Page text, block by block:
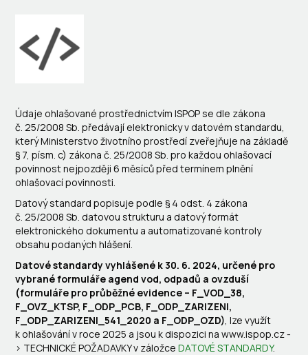
Údaje ohlašované prostřednictvím ISPOP se dle zákona
č. 25/2008 Sb. předávají elektronicky v datovém standardu,
který Ministerstvo životního prostředí zveřejňuje na základě
§ 7, písm. c) zákona č. 25/2008 Sb. pro každou ohlašovací
povinnost nejpozději 6 měsíců před termínem plnění
ohlašovací povinnosti.
Datový standard popisuje podle § 4 odst. 4 zákona
č. 25/2008 Sb. datovou strukturu a datový formát
elektronického dokumentu a automatizované kontroly
obsahu podaných hlášení.
Datové standardy vyhlášené k 30. 6. 2024, určené pro
vybrané formuláře agend vod, odpadů a ovzduší
(formuláře pro průběžné evidence – F_VOD_38,
F_OVZ_KTSP, F_ODP_PCB, F_ODP_ZARIZENI,
F_ODP_ZARIZENI_541_2020 a F_ODP_OZD), lze využít
k ohlašování v roce 2025 a jsou k dispozici na www.ispop.cz -
> TECHNICKÉ POŽADAVKY v záložce DATOVÉ STANDARDY.